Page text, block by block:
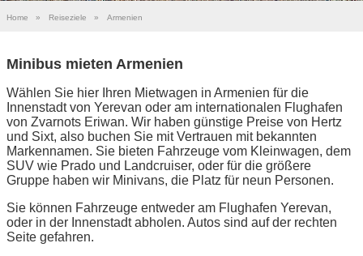
Home » Reiseziele » Armenien
Minibus mieten Armenien
Wählen Sie hier Ihren Mietwagen in Armenien für die
Innenstadt von Yerevan oder am internationalen Flughafen
von Zvarnots Eriwan. Wir haben günstige Preise von Hertz
und Sixt, also buchen Sie mit Vertrauen mit bekannten
Markennamen. Sie bieten Fahrzeuge vom Kleinwagen, dem
SUV wie Prado und Landcruiser, oder für die größere
Gruppe haben wir Minivans, die Platz für neun Personen.
Sie können Fahrzeuge entweder am Flughafen Yerevan,
oder in der Innenstadt abholen. Autos sind auf der rechten
Seite gefahren.